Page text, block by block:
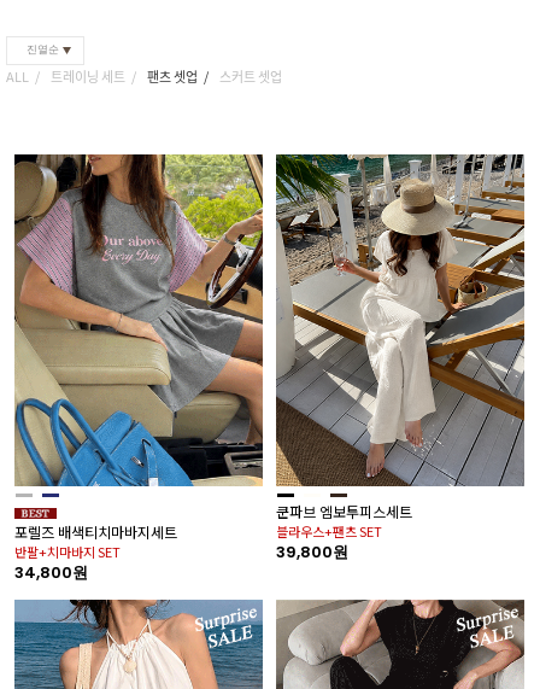
진열순
ALL 트레이닝 세트 팬츠 셋업 스커트 셋업
포렐즈 배색티치마바지세트
반팔+치마바지 SET
34,800원
쿤파브 엠보투피스세트
블라우스+팬츠 SET
39,800원